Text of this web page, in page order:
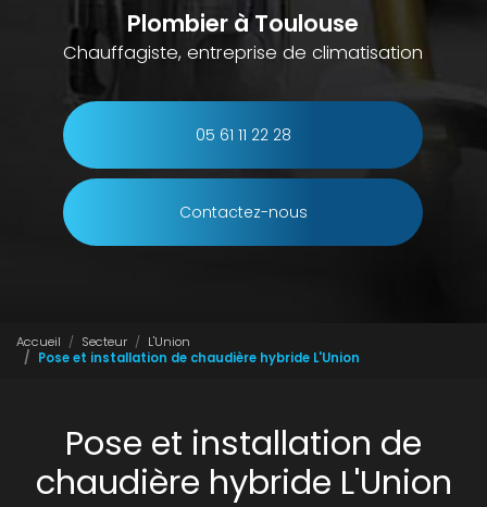
Plombier à Toulouse
Chauffagiste, entreprise de climatisation
05 61 11 22 28
Contactez-nous
Accueil Secteur
L'Union
Pose et installation de chaudière hybride L'Union
Pose et installation de
chaudière hybride L'Union